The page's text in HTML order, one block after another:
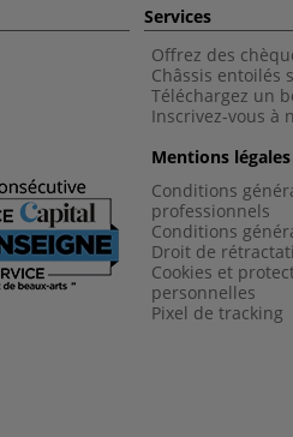
Services
Offrez des
Châssis entoilés
Téléchargez un
Inscrivez-vous à
Mentions légales
Conditions
professionnels
Conditions
Droit de
Cookies et
personnelles
Pixel de tracking